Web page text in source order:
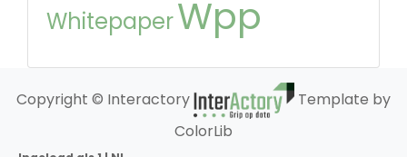
WhitepaperWpp
Copyright © Interactory
Template by
ColorLib